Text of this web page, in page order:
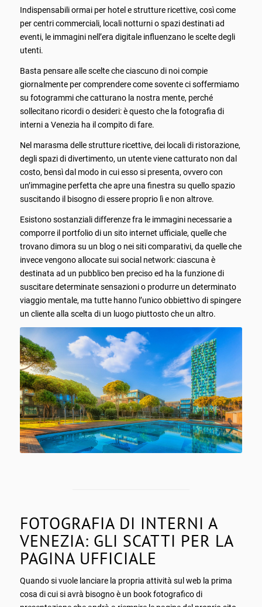
Indispensabili ormai per hotel e strutture ricettive, così come
per centri commerciali, locali notturni o spazi destinati ad
eventi, le immagini nell’era digitale influenzano le scelte degli
utenti.
Basta pensare alle scelte che ciascuno di noi compie
giornalmente per comprendere come sovente ci soffermiamo
su fotogrammi che catturano la nostra mente, perché
sollecitano ricordi o desideri: è questo che la fotografia di
interni a Venezia ha il compito di fare.
Nel marasma delle strutture ricettive, dei locali di ristorazione,
degli spazi di divertimento, un utente viene catturato non dal
costo, bensì dal modo in cui esso si presenta, ovvero con
un’immagine perfetta che apre una finestra su quello spazio
suscitando il bisogno di essere proprio lì e non altrove.
Esistono sostanziali differenze fra le immagini necessarie a
comporre il portfolio di un sito internet ufficiale, quelle che
trovano dimora su un blog o nei siti comparativi, da quelle che
invece vengono allocate sui social network: ciascuna è
destinata ad un pubblico ben preciso ed ha la funzione di
suscitare determinate sensazioni o produrre un determinato
viaggio mentale, ma tutte hanno l’unico obbiettivo di spingere
un cliente alla scelta di un luogo piuttosto che un altro.
FOTOGRAFIA DI INTERNI A
VENEZIA: GLI SCATTI PER LA
PAGINA UFFICIALE
Quando si vuole lanciare la propria attività sul web la prima
cosa di cui si avrà bisogno è un book fotografico di